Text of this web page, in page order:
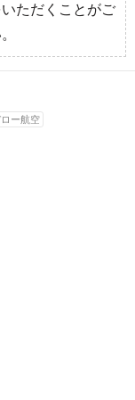
ただくことがご
ー航空